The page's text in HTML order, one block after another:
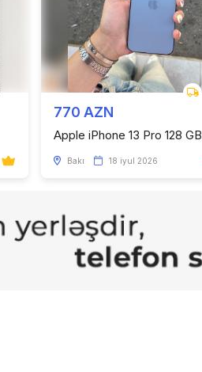
770 AZN
Apple iPhone 13 Pro 128 GB
Bakı 18 iyul 2026